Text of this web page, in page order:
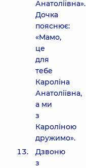
Анатоліївна».
Дочка
пояснює:
«Мамо,
це
для
тебе
Кароліна
Анатоліївна,
а ми
з
Кароліною
дружимо».
Дзвоню
з